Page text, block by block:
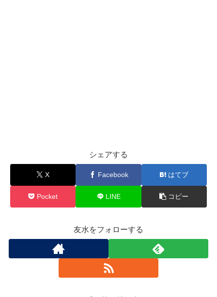
シェアする
X Facebook はてブ
Pocket LINE コピー
友水をフォローする